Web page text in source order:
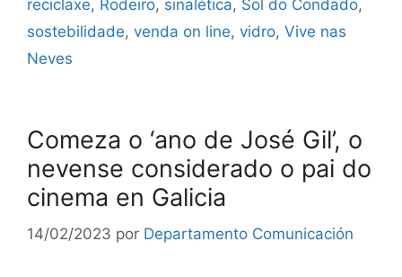
reciclaxe, Rodeiro, sinalética, Sol do Condado,
sostebilidade, venda on line, vidro, Vive nas
Neves
Comeza o ‘ano de José Gil’, o
nevense considerado o pai do
cinema en Galicia
14/02/2023 por Departamento Comunicación